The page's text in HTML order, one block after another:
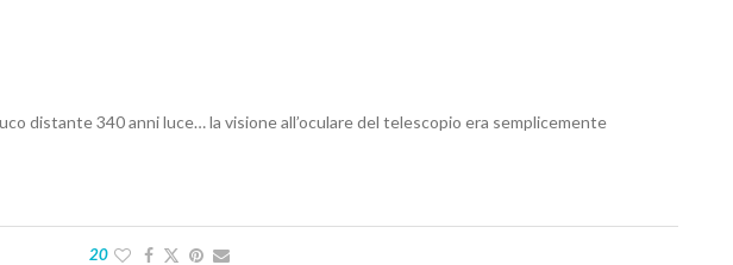
distante 340 anni luce… la visione all’oculare del telescopio era semplicemente
20